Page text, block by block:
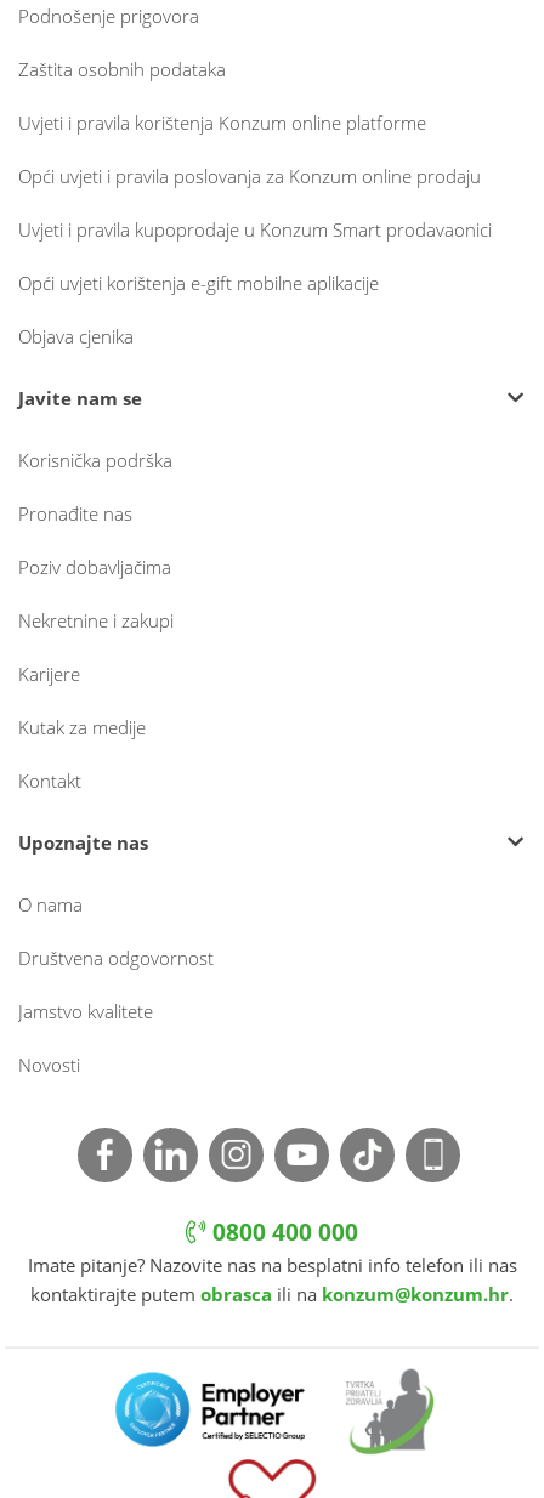
Podnošenje prigovora
Zaštita osobnih podataka
Uvjeti i pravila korištenja Konzum online platforme
Opći uvjeti i pravila poslovanja za Konzum online prodaju
Uvjeti i pravila kupoprodaje u Konzum Smart prodavaonici
Opći uvjeti korištenja e-gift mobilne aplikacije
Objava cjenika
Javite nam se
Korisnička podrška
Pronađite nas
Poziv dobavljačima
Nekretnine i zakupi
Karijere
Kutak za medije
Kontakt
Upoznajte nas
O nama
Društvena odgovornost
Jamstvo kvalitete
Novosti
0800 400 000
Imate pitanje? Nazovite nas na besplatni info telefon ili nas
kontaktirajte putem obrasca ili na konzum@konzum.hr.